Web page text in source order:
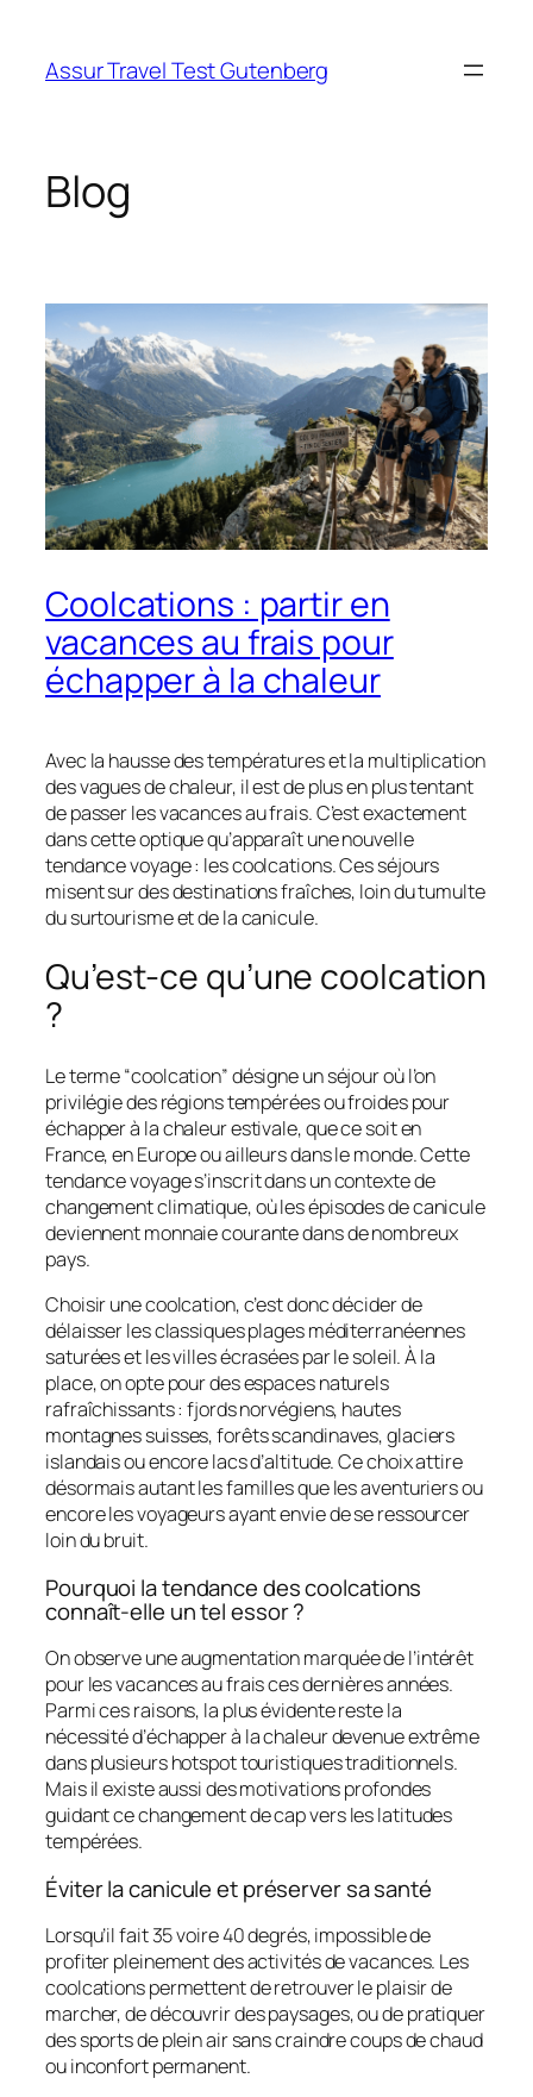
contenu
Assur Travel Test Gutenberg
Blog
Coolcations : partir en
vacances au frais pour
échapper à la chaleur
Avec la hausse des températures et la multiplication
des vagues de chaleur, il est de plus en plus tentant
de passer les vacances au frais. C’est exactement
dans cette optique qu’apparaît une nouvelle
tendance voyage : les coolcations. Ces séjours
misent sur des destinations fraîches, loin du tumulte
du surtourisme et de la canicule.
Qu’est-ce qu’une coolcation
?
Le terme “coolcation” désigne un séjour où l’on
privilégie des régions tempérées ou froides pour
échapper à la chaleur estivale, que ce soit en
France, en Europe ou ailleurs dans le monde. Cette
tendance voyage s’inscrit dans un contexte de
changement climatique, où les épisodes de canicule
deviennent monnaie courante dans de nombreux
pays.
Choisir une coolcation, c’est donc décider de
délaisser les classiques plages méditerranéennes
saturées et les villes écrasées par le soleil. À la
place, on opte pour des espaces naturels
rafraîchissants : fjords norvégiens, hautes
montagnes suisses, forêts scandinaves, glaciers
islandais ou encore lacs d’altitude. Ce choix attire
désormais autant les familles que les aventuriers ou
encore les voyageurs ayant envie de se ressourcer
loin du bruit.
Pourquoi la tendance des coolcations
connaît-elle un tel essor ?
On observe une augmentation marquée de l’intérêt
pour les vacances au frais ces dernières années.
Parmi ces raisons, la plus évidente reste la
nécessité d’échapper à la chaleur devenue extrême
dans plusieurs hotspot touristiques traditionnels.
Mais il existe aussi des motivations profondes
guidant ce changement de cap vers les latitudes
tempérées.
Éviter la canicule et préserver sa santé
Lorsqu’il fait 35 voire 40 degrés, impossible de
profiter pleinement des activités de vacances. Les
coolcations permettent de retrouver le plaisir de
marcher, de découvrir des paysages, ou de pratiquer
des sports de plein air sans craindre coups de chaud
ou inconfort permanent.